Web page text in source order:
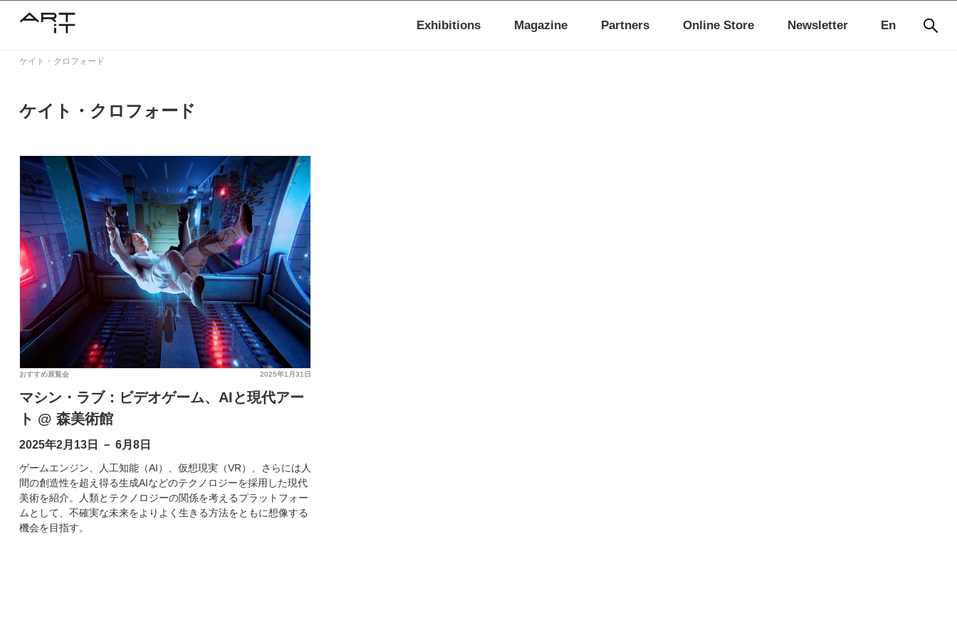
En
Exhibitions Magazine Partners Online Store Newsletter
ケイト・クロフォード
ケイト・クロフォード
2025年1月31日
おすすめ展覧会
マシン・ラブ：ビデオゲーム、AIと現代アー
ト @ 森美術館
2025年2月13日 － 6月8日
ゲームエンジン、人工知能（AI）、仮想現実（VR）、さらには人
間の創造性を超え得る生成AIなどのテクノロジーを採用した現代
美術を紹介。人類とテクノロジーの関係を考えるプラットフォー
ムとして、不確実な未来をよりよく生きる方法をともに想像する
機会を目指す。